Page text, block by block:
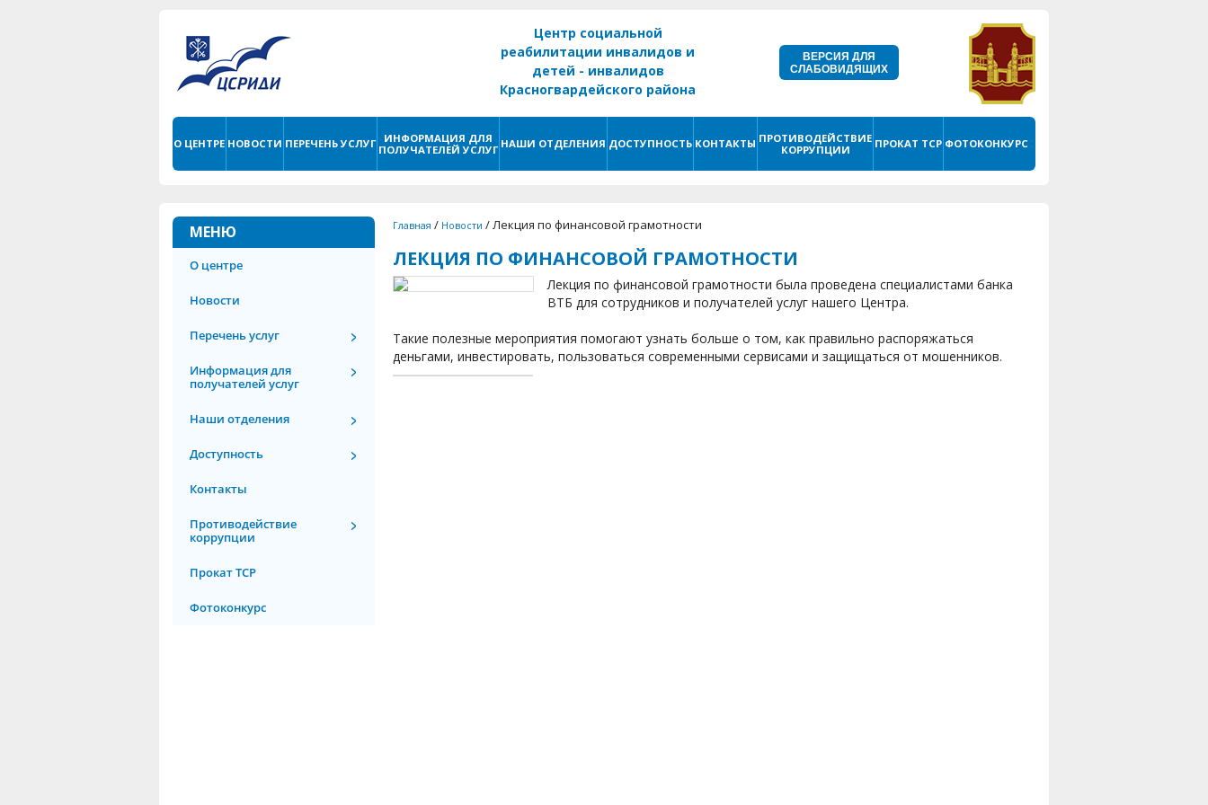
Центр социальной
реабилитации инвалидов и
детей - инвалидов
Красногвардейского района
ВЕРСИЯ ДЛЯ
СЛАБОВИДЯЩИХ
О ЦЕНТРЕ НОВОСТИ ПЕРЕЧЕНЬ УСЛУГ
ИНФОРМАЦИЯ ДЛЯ
ПОЛУЧАТЕЛЕЙ УСЛУГ НАШИ ОТДЕЛЕНИЯ ДОСТУПНОСТЬ КОНТАКТЫ ПРОТИВОДЕЙСТВИЕ
КОРРУПЦИИ
ПРОКАТ ТСР ФОТОКОНКУРС
МЕНЮ
О центре
Новости
Перечень услуг
Информация для
получателей услуг
Наши отделения
Доступность
Контакты
Противодействие
коррупции
Прокат ТСР
Фотоконкурс
Главная / Новости /Лекция по финансовой грамотности
ЛЕКЦИЯ ПО ФИНАНСОВОЙ ГРАМОТНОСТИ
Лекция по финансовой грамотности была проведена специалистами банка
ВТБ для сотрудников и получателей услуг нашего Центра.
Такие полезные мероприятия помогают узнать больше о том, как правильно распоряжаться
деньгами, инвестировать, пользоваться современными сервисами и защищаться от мошенников.